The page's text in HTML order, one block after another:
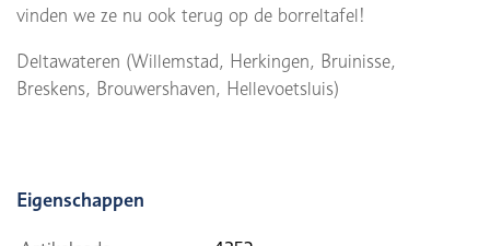
vinden we ze nu ook terug op de borreltafel!
Deltawateren (Willemstad, Herkingen, Bruinisse,
Breskens, Brouwershaven, Hellevoetsluis)
Eigenschappen